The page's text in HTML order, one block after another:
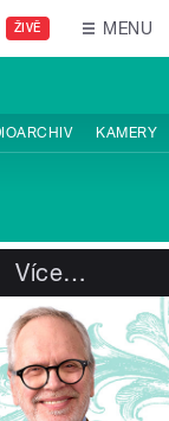
ŽIVĚ MENU
KAMERY
Více…